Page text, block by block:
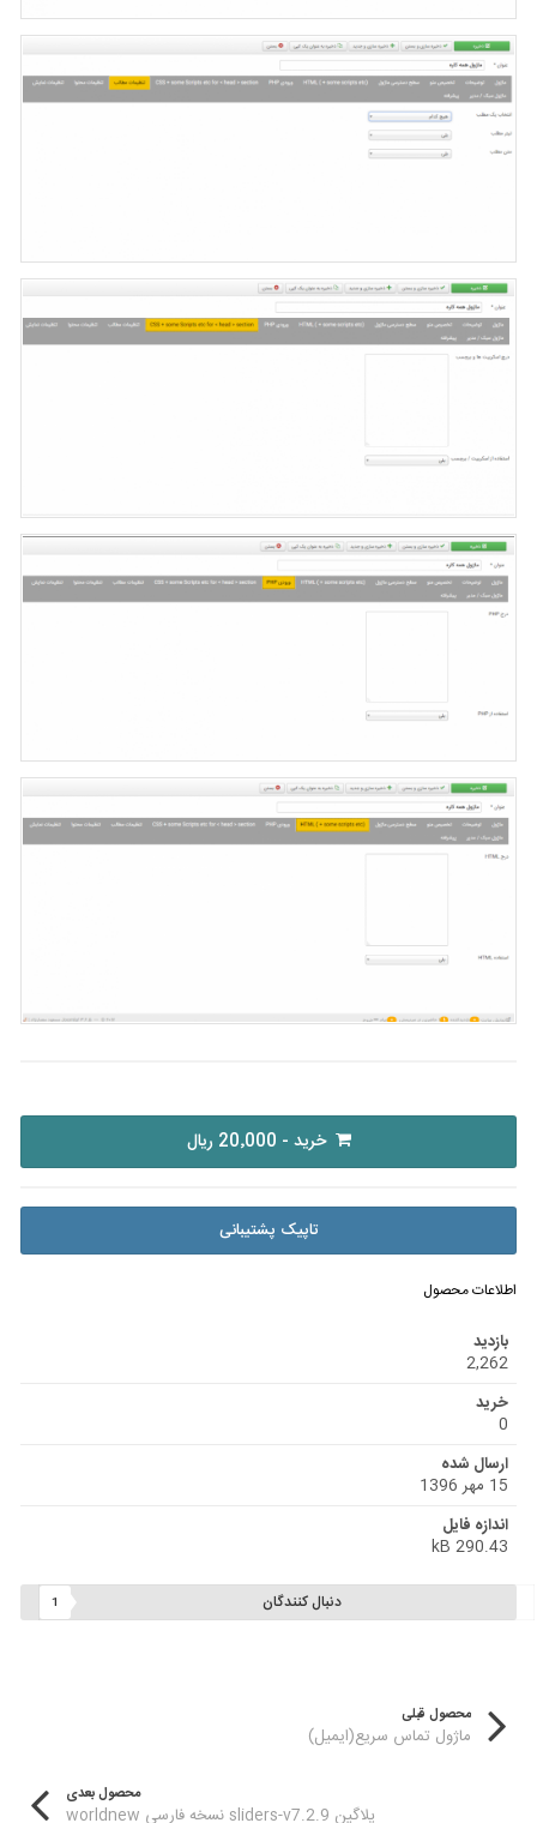
خرید - 20٬000 ریال
تاپیک پشتیبانی
اطلاعات محصول
بازدید
2,262
خرید
0
ارسال شده
15 مهر 1396
اندازه فایل
290.43 kB
دنبال کنندگان 1
محصول قبلی
ماژول تماس سریع(ایمیل)
محصول بعدی
پلاگین sliders-v7.2.9 نسخه فارسی worldnew